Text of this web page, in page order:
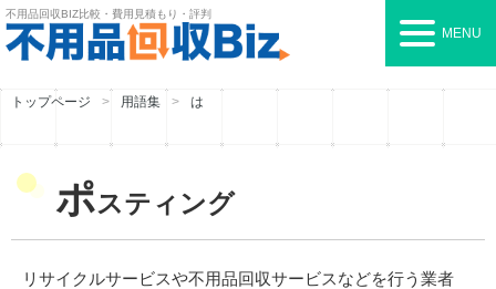
不用品回収BIZ比較・費用見積もり・評判
MENU
トップページ 用語集 は
ポスティング
リサイクルサービスや不用品回収サービスなどを行う業者